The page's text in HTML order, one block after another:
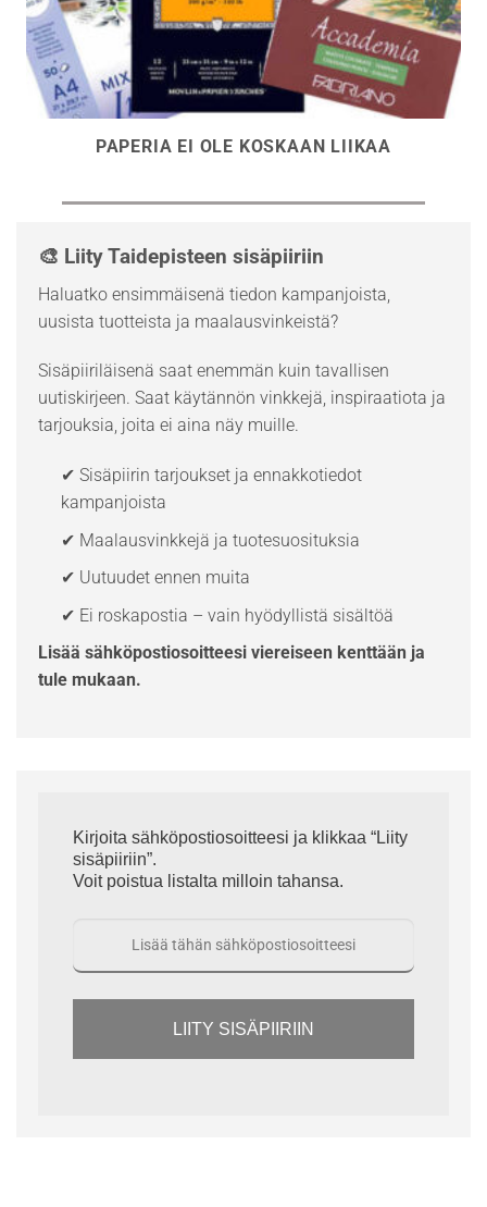
PAPERIA EI OLE KOSKAAN LIIKAA
🎨 Liity Taidepisteen sisäpiiriin
Haluatko ensimmäisenä tiedon kampanjoista,
uusista tuotteista ja maalausvinkeistä?
Sisäpiiriläisenä saat enemmän kuin tavallisen
uutiskirjeen. Saat käytännön vinkkejä, inspiraatiota ja
tarjouksia, joita ei aina näy muille.
✔ Sisäpiirin tarjoukset ja ennakkotiedot
kampanjoista
✔ Maalausvinkkejä ja tuotesuosituksia
✔ Uutuudet ennen muita
✔ Ei roskapostia – vain hyödyllistä sisältöä
Lisää sähköpostiosoitteesi viereiseen kenttään ja
tule mukaan.
Kirjoita sähköpostiosoitteesi ja klikkaa “Liity
sisäpiiriin”.
Voit poistua listalta milloin tahansa.
LIITY SISÄPIIRIIN